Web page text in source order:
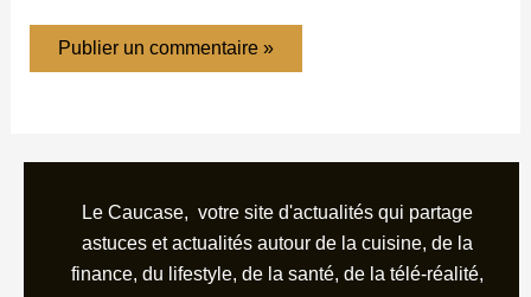
Le Caucase, votre site d'actualités qui partage
astuces et actualités autour de la cuisine, de la
finance, du lifestyle, de la santé, de la télé-réalité,